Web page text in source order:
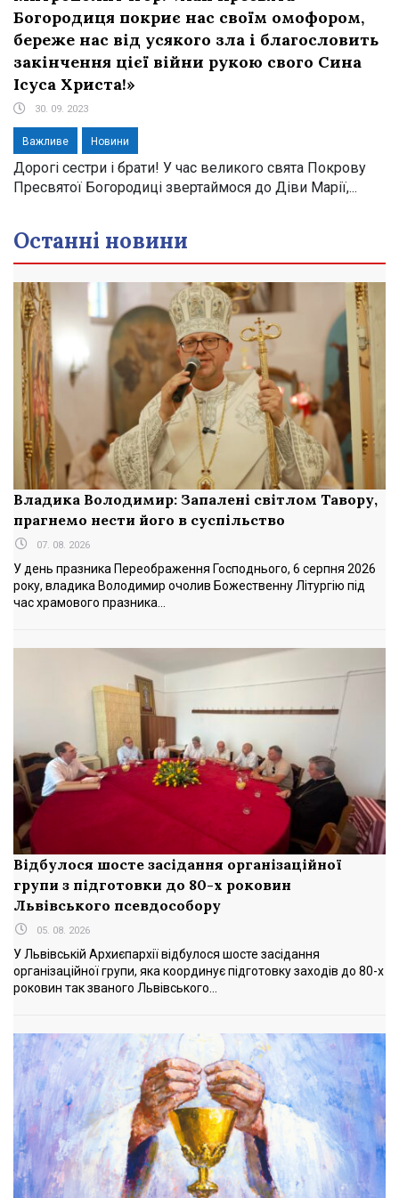
Богородиця покриє нас своїм омофором,
береже нас від усякого зла і благословить
закінчення цієї війни рукою свого Сина
Ісуса Христа!»
30. 09. 2023
Важливе Новини
Дорогі сестри і брати! У час великого свята Покрову
Пресвятої Богородиці звертаймося до Діви Марії,...
Останні новини
Владика Володимир: Запалені світлом Тавору,
прагнемо нести його в суспільство
07. 08. 2026
У день празника Переображення Господнього, 6 серпня 2026
року, владика Володимир очолив Божественну Літургію під
час храмового празника...
Відбулося шосте засідання організаційної
групи з підготовки до 80-х роковин
Львівського псевдособору
05. 08. 2026
У Львівській Архиєпархії відбулося шосте засідання
організаційної групи, яка координує підготовку заходів до 80-х
роковин так званого Львівського...